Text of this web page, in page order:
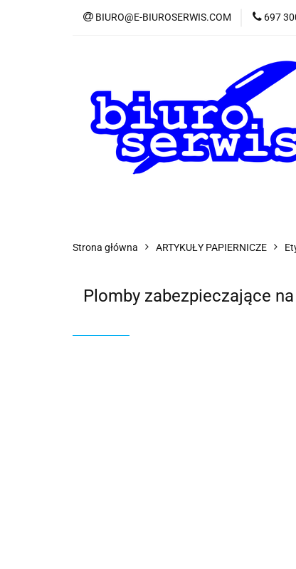
BIURO@E-BIUROSERWIS.COM 697
Strona główna ARTYKUŁY PAPIERNICZE
Plomby zabezpieczające